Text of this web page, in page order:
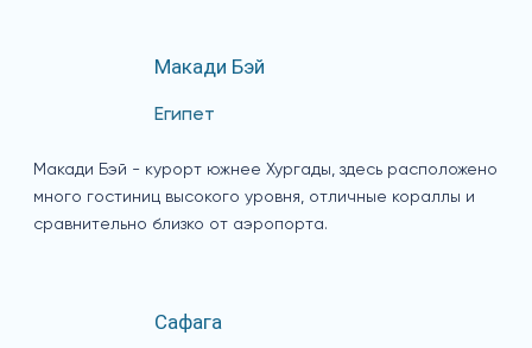
Макади Бэй
Египет
Макади Бэй - курорт южнее Хургады, здесь расположено
много гостиниц высокого уровня, отличные кораллы и
сравнительно близко от аэропорта.
Сафага